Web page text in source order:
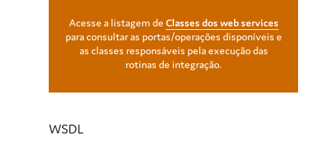
Acesse a listagem de Classes dos web services
para consultar as portas/operações disponíveis e
as classes responsáveis pela execução das
rotinas de integração.
WSDL